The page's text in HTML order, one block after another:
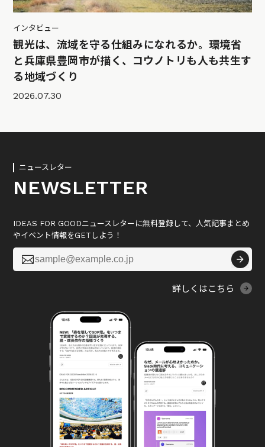
インタビュー
観光は、流域を守る仕組みになれるか。環境省
と兵庫県豊岡市が描く、コウノトリも人も共生す
る地域づくり
2026.07.30
ニュースレター
NEWSLETTER
IDEAS FOR GOODニュースレターに無料登録して、人気記事まとめ
やイベント情報をGETしよう！

詳しくはこちら